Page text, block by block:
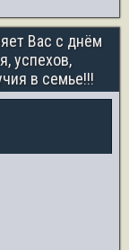
Вас с днём
успехов,
в семье!!!